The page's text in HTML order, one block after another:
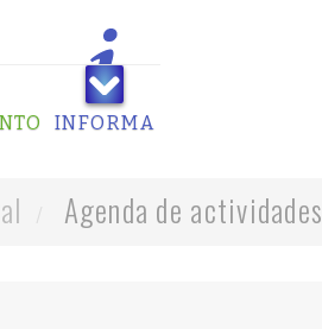
INFORMA
Agenda de actividades